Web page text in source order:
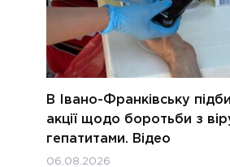
В Івано-Франківську
акції щодо боротьби з
гепатитами. Відео
06.08.2026